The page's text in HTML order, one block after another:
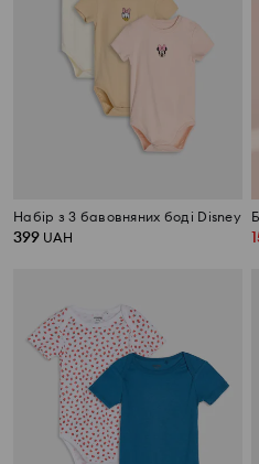
Набір з 3 бавовняних боді Disney
399 UAH